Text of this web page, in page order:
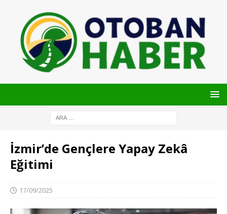
İzmir’de Gençlere Yapay Zekâ
Eğitimi
17/09/2025